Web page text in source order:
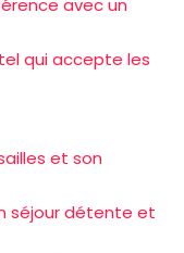
avec un
qui accepte les
et son
séjour détente et